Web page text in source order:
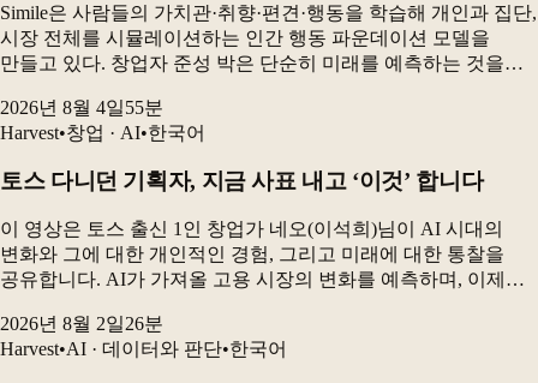
Simile은 사람들의 가치관·취향·편견·행동을 학습해 개인과 집단,
시장 전체를 시뮬레이션하는 인간 행동 파운데이션 모델을
만들고 있다. 창업자 준성 박은 단순히 미래를 예측하는 것을
보여주는 것이 시뮬레이션의 핵심이라고 설명...
2026년 8월 4일55분
Harvest•창업 · AI•한국어
토스 다니던 기획자, 지금 사표 내고 ‘이것’ 합니다
이 영상은 토스 출신 1인 창업가 네오(이석희)님이 AI 시대의
변화와 그에 대한 개인적인 경험, 그리고 미래에 대한 통찰을
공유합니다. AI가 가져올 고용 시장의 변화를 예측하며, 이제는
전달하고, 홀로 설 수 있는...
2026년 8월 2일26분
Harvest•AI · 데이터와 판단•한국어